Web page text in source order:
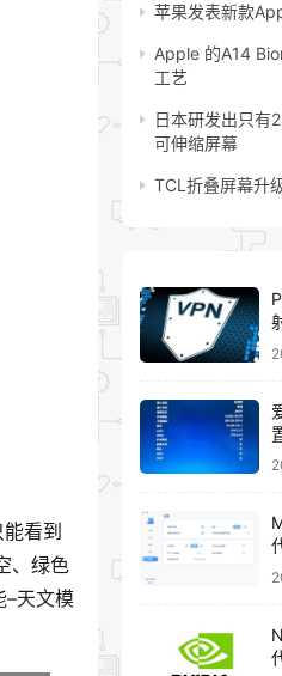
看到
、绿色
–天文模
苹果发表新款
Apple 的A14
工艺
日本研发出只有
可伸缩屏幕
TCL折叠屏幕升